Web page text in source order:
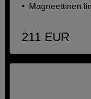
Magneettinen
211 EUR